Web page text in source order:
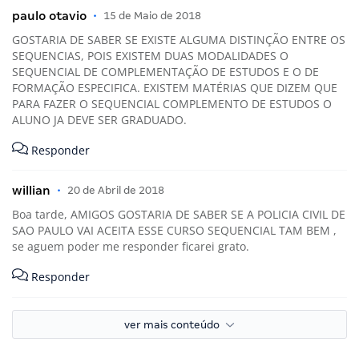
paulo otavio • 15 de Maio de 2018
GOSTARIA DE SABER SE EXISTE ALGUMA DISTINÇÃO ENTRE OS
SEQUENCIAS, POIS EXISTEM DUAS MODALIDADES O
SEQUENCIAL DE COMPLEMENTAÇÃO DE ESTUDOS E O DE
FORMAÇÃO ESPECIFICA. EXISTEM MATÉRIAS QUE DIZEM QUE
PARA FAZER O SEQUENCIAL COMPLEMENTO DE ESTUDOS O
ALUNO JA DEVE SER GRADUADO.
Responder
willian • 20 de Abril de 2018
Boa tarde, AMIGOS GOSTARIA DE SABER SE A POLICIA CIVIL DE
SAO PAULO VAI ACEITA ESSE CURSO SEQUENCIAL TAM BEM ,
se aguem poder me responder ficarei grato.
Responder
ver mais conteúdo